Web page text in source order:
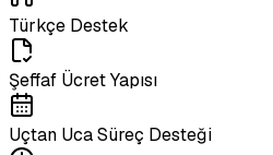
Türkçe Destek
Şeffaf Ücret Yapısı
Uçtan Uca Süreç Desteği